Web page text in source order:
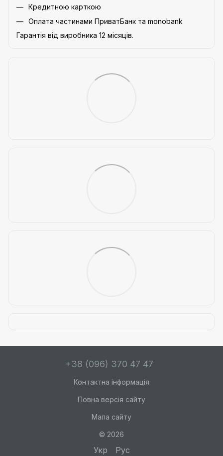
Кредитною карткою
Оплата частинами ПриватБанк та monobank
Гарантія від виробника 12 місяців.
+38 (096) 370 47 47
Контактна інформація
Повна версія сайту
Мапа сайту
© 2026
Укр Рус